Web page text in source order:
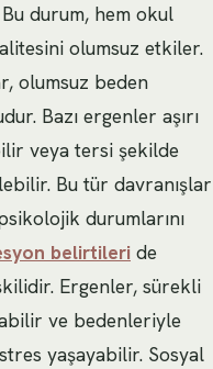
durum, hem okul
olumsuz etkiler.
olumsuz beden
Bazı ergenler aşırı
veya tersi şekilde
Bu tür davranışlar
durumlarını
belirtileri de
Ergenler, sürekli
ve bedenleriyle
yaşayabilir. Sosyal